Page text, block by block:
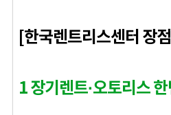
[한국렌트리스센터 장
1 장기렌트·오토리스